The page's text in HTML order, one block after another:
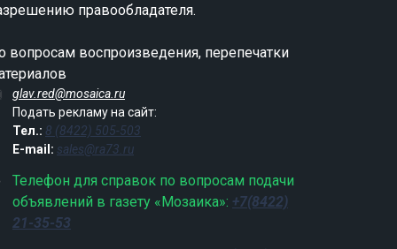
правообладателя.
вопросам воспроизведения, перепечатки
glav.red@mosaica.ru
Подать рекламу на сайт:
Тел.: 8 (8422) 505-503
E-mail: sales@ra73.ru
Телефон для справок по вопросам подачи
объявлений в газету «Мозаика»: +7(8422)
21-35-53